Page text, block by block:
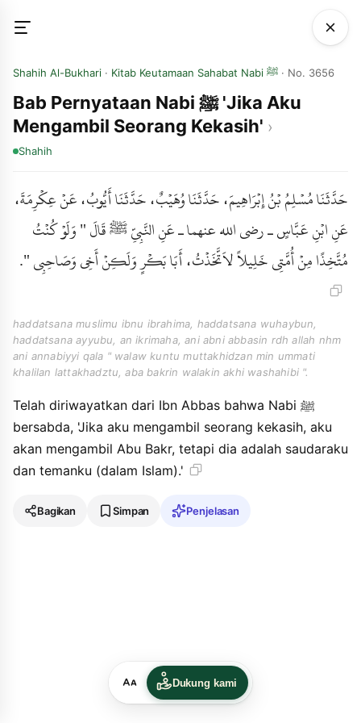
Shahih Al-Bukhari · Kitab Keutamaan Sahabat Nabi ﷺ · No. 3656
Bab Pernyataan Nabi ﷺ 'Jika Aku
Mengambil Seorang Kekasih'
Shahih
حَدَّثَنَا مُسْلِمُ بْنُ إِبْرَاهِيمَ، حَدَّثَنَا وُهَيْبٌ، حَدَّثَنَا أَيُّوبُ، عَنْ عِكْرِمَةَ،
عَنِ ابْنِ عَبَّاسٍ ـ رضى الله عنهما ـ عَنِ النَّبِيِّ ﷺ قَالَ " وَلَوْ كُنْتُ
مُتَّخِذًا مِنْ أُمَّتِي خَلِيلاً لاَتَّخَذْتُ، أَبَا بَكْرٍ وَلَكِنْ أَخِي وَصَاحِبِي ".
haddatsana muslimu ibnu ibrahima, haddatsana wuhaybun,
haddatsana ayyubu, an ikrimaha, ani abni abbasin rdh allah nhm
ani annabiyyi qala " walaw kuntu muttakhidzan min ummati
khalilan lattakhadztu, aba bakrin walakin akhi washahibi ".
Telah diriwayatkan dari Ibn Abbas bahwa Nabi ﷺ
bersabda, 'Jika aku mengambil seorang kekasih, aku
akan mengambil Abu Bakr, tetapi dia adalah saudaraku
dan temanku (dalam Islam).'
Bagikan Simpan Penjelasan
Dukung kami